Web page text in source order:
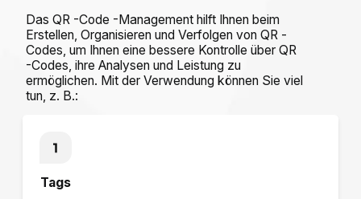
Das QR -Code -Management hilft Ihnen beim
Erstellen, Organisieren und Verfolgen von QR -
Codes, um Ihnen eine bessere Kontrolle über QR
-Codes, ihre Analysen und Leistung zu
ermöglichen. Mit der Verwendung können Sie viel
tun, z. B.:
Tags